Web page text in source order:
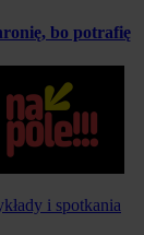
bo potrafię
i spotkania